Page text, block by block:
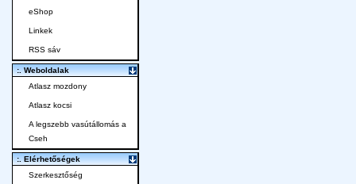
eShop
Linkek
RSS sáv
:. Weboldalak
Atlasz mozdony
Atlasz kocsi
A legszebb vasútállomás a
Cseh
:. Elérhetőségek
Szerkesztőség